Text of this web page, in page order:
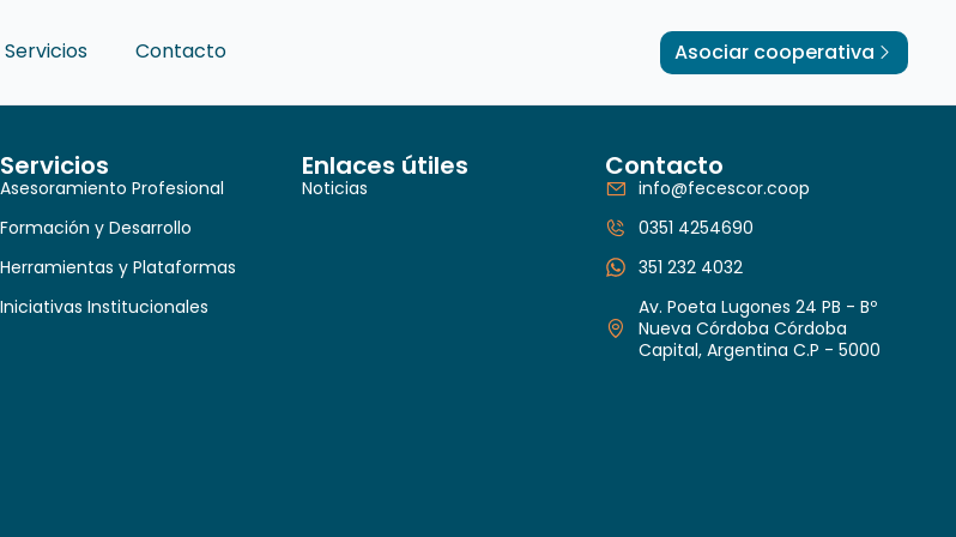
Servicios Contacto Asociar cooperativa
Servicios
Asesoramiento Profesional
Formación y Desarrollo
Herramientas y Plataformas
Iniciativas Institucionales
Enlaces útiles
Noticias
Contacto
info@fecescor.coop
0351 4254690
351 232 4032
Av. Poeta Lugones 24 PB - Bº
Nueva Córdoba Córdoba
Capital, Argentina C.P - 5000